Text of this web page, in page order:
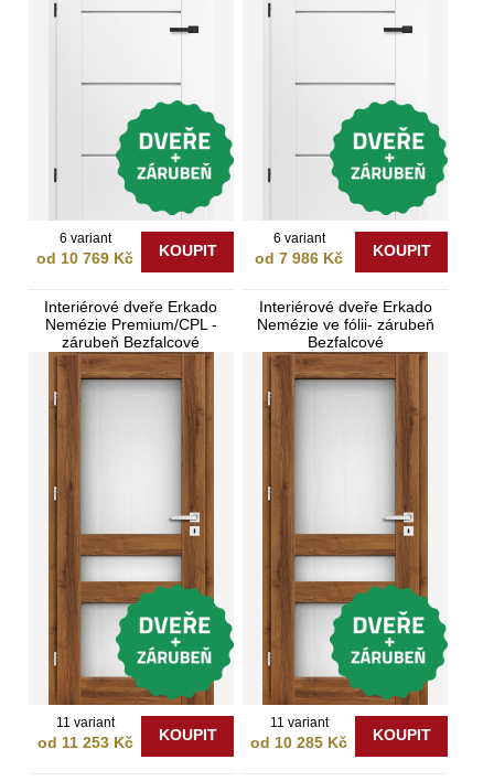
6 variant
od 10 769 Kč KOUPIT
6 variant
od 7 986 Kč KOUPIT
Interiérové dveře Erkado
Nemézie Premium/CPL -
zárubeň Bezfalcové
11 variant
od 11 253 Kč KOUPIT
Interiérové dveře Erkado
Nemézie ve fólii- zárubeň
Bezfalcové
11 variant
od 10 285 Kč KOUPIT